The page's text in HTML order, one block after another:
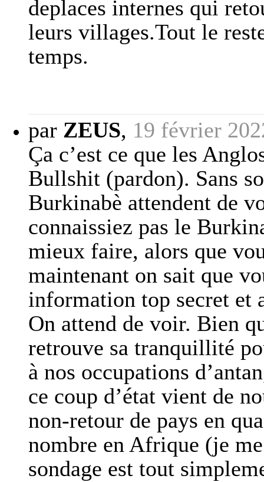
deplaces internes qui
leurs villages.Tout le
temps.
par ZEUS, 19 février
Ça c’est ce que les
Bullshit (pardon). Sans
Burkinabè attendent de
connaissiez pas le
mieux faire, alors que
maintenant on sait que
information top secret et
On attend de voir. Bien
retrouve sa tranquillité
à nos occupations
ce coup d’état vient de
non-retour de pays en
nombre en Afrique (je
sondage est tout